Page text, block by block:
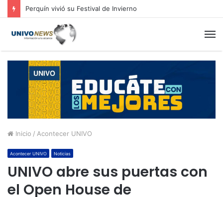
Perquín vivió su Festival de Invierno
Inicio / Acontecer UNIVO
Acontecer UNIVO Noticias
UNIVO abre sus puertas con
el Open House de